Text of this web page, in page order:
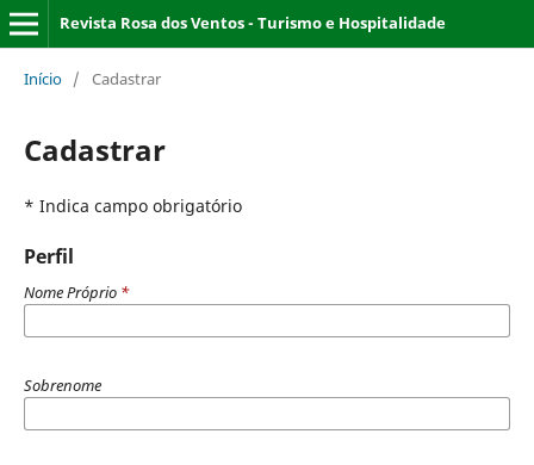
Revista Rosa dos Ventos - Turismo e Hospitalidade
Início / Cadastrar
Cadastrar
* Indica campo obrigatório
Perfil
Nome Próprio *
Sobrenome